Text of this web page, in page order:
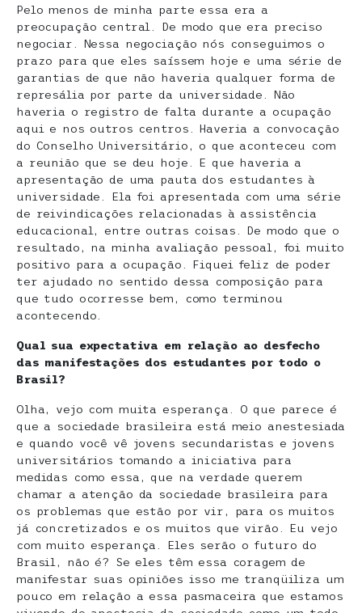
Pelo menos de minha parte essa era a
preocupação central. De modo que era preciso
negociar. Nessa negociação nós conseguimos o
prazo para que eles saíssem hoje e uma série de
garantias de que não haveria qualquer forma de
represália por parte da universidade. Não
haveria o registro de falta durante a ocupação
aqui e nos outros centros. Haveria a convocação
do Conselho Universitário, o que aconteceu com
a reunião que se deu hoje. E que haveria a
apresentação de uma pauta dos estudantes à
universidade. Ela foi apresentada com uma série
de reivindicações relacionadas à assistência
educacional, entre outras coisas. De modo que o
resultado, na minha avaliação pessoal, foi muito
positivo para a ocupação. Fiquei feliz de poder
ter ajudado no sentido dessa composição para
que tudo ocorresse bem, como terminou
acontecendo.
Qual sua expectativa em relação ao desfecho
das manifestações dos estudantes por todo o
Brasil?
Olha, vejo com muita esperança. O que parece é
que a sociedade brasileira está meio anestesiada
e quando você vê jovens secundaristas e jovens
universitários tomando a iniciativa para
medidas como essa, que na verdade querem
chamar a atenção da sociedade brasileira para
os problemas que estão por vir, para os muitos
já concretizados e os muitos que virão. Eu vejo
com muito esperança. Eles serão o futuro do
Brasil, não é? Se eles têm essa coragem de
manifestar suas opiniões isso me tranqüiliza um
pouco em relação a essa pasmaceira que estamos